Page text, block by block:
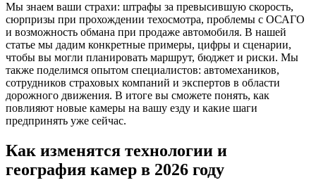
Мы знаем ваши страхи: штрафы за превысившую скорость,
сюрпризы при прохождении техосмотра, проблемы с ОСАГО
и возможность обмана при продаже автомобиля. В нашей
статье мы дадим конкретные примеры, цифры и сценарии,
чтобы вы могли планировать маршрут, бюджет и риски. Мы
также поделимся опытом специалистов: автомехаников,
сотрудников страховых компаний и экспертов в области
дорожного движения. В итоге вы сможете понять, как
повлияют новые камеры на вашу езду и какие шаги
предпринять уже сейчас.
Как изменятся технологии и
география камер в 2026 году